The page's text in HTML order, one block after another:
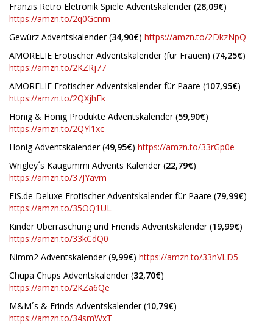
Franzis Retro Eletronik Spiele Adventskalender (28,09€)
https://amzn.to/2q0Gcnm
Gewürz Adventskalender (34,90€) https://amzn.to/2DkzNpQ
AMORELIE Erotischer Adventskalender (für Frauen) (74,25€)
https://amzn.to/2KZRj77
AMORELIE Erotischer Adventskalender für Paare (107,95€)
https://amzn.to/2QXjhEk
Honig & Honig Produkte Adventskalender (59,90€)
https://amzn.to/2QYl1xc
Honig Adventskalender (49,95€) https://amzn.to/33rGp0e
Wrigley´s Kaugummi Advents Kalender (22,79€)
https://amzn.to/37JYavm
EIS.de Deluxe Erotischer Adventskalender für Paare (79,99€)
https://amzn.to/35OQ1UL
Kinder Überraschung und Friends Adventskalender (19,99€)
https://amzn.to/33kCdQ0
Nimm2 Adventskalender (9,99€) https://amzn.to/33nVLD5
Chupa Chups Adventskalender (32,70€)
https://amzn.to/2KZa6Qe
M&M´s & Frinds Adventskalender (10,79€)
https://amzn.to/34smWxT